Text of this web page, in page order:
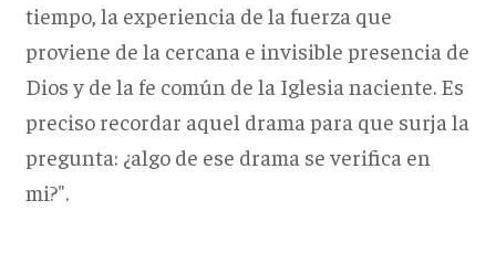
tiempo, la experiencia de la fuerza que
proviene de la cercana e invisible presencia de
Dios y de la fe común de la Iglesia naciente. Es
preciso recordar aquel drama para que surja la
pregunta: ¿algo de ese drama se verifica en
mi?".